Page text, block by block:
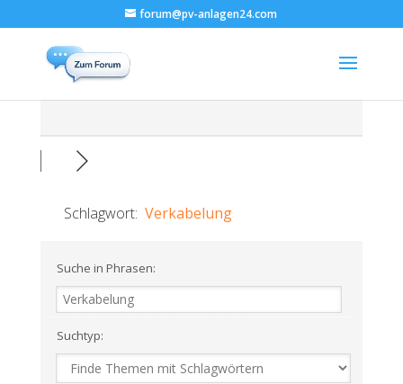
forum@pv-anlagen24.com
Schlagwort: Verkabelung
Suche in Phrasen:
Suchtyp: